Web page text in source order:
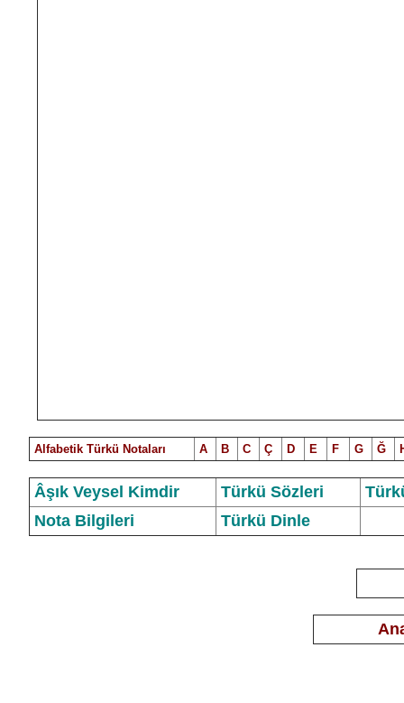
Alfabetik Türkü Notaları A B C Ç D E F G Ğ
Âşık Veysel Kimdir Türkü Sözleri
Nota Bilgileri
Türkü Dinle